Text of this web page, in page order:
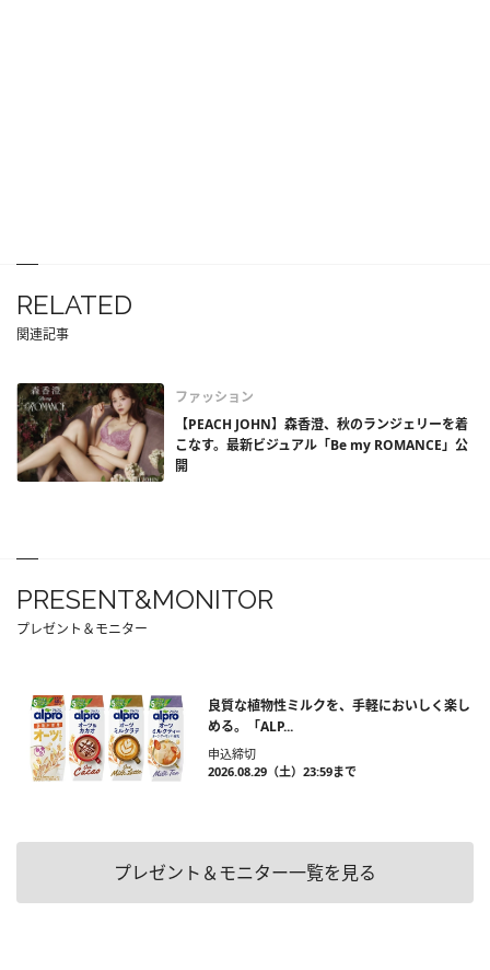
RELATED
関連記事
ファッション
【PEACH JOHN】森香澄、秋のランジェリーを着
こなす。最新ビジュアル「Be my ROMANCE」公
開
PRESENT&MONITOR
プレゼント＆モニター
良質な植物性ミルクを、手軽においしく楽し
める。「ALP...
申込締切
2026.08.29（土）23:59まで
プレゼント＆モニター一覧を見る